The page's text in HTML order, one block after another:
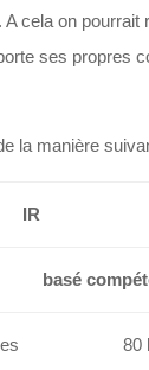
cela on
ses propres
la manière
IR
basé
80